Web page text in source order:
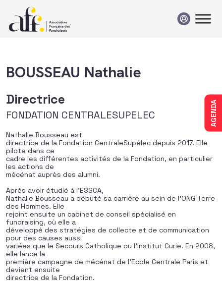
AGENDA
BOUSSEAU Nathalie
Directrice
FONDATION CENTRALESUPELEC
Nathalie Bousseau est
directrice de la Fondation CentraleSupélec depuis 2017. Elle
pilote dans ce
cadre les différentes activités de la Fondation, en particulier
les actions de
mécénat auprès des alumni.
Après avoir étudié à l’ESSCA,
Nathalie Bousseau a débuté sa carrière au sein de l’ONG Terre
des Hommes. Elle
rejoint ensuite un cabinet de conseil spécialisé en
fundraising, où elle a
développé des stratégies de collecte et de communication
pour des causes aussi
variées que le Secours Catholique ou l’Institut Curie. En 2008,
elle lance la
première campagne de mécénat de l’Ecole Centrale Paris et
devient ensuite
directrice de la Fondation.